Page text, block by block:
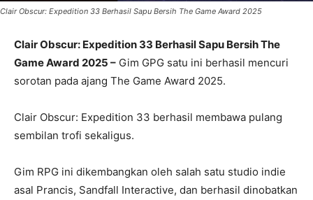
Clair Obscur: Expedition 33 Berhasil Sapu Bersih The Game Award 2025
Clair Obscur: Expedition 33 Berhasil Sapu Bersih The
Game Award 2025 – Gim GPG satu ini berhasil mencuri
sorotan pada ajang The Game Award 2025.
Clair Obscur: Expedition 33 berhasil membawa pulang
sembilan trofi sekaligus.
Gim RPG ini dikembangkan oleh salah satu studio indie
asal Prancis, Sandfall Interactive, dan berhasil dinobatkan